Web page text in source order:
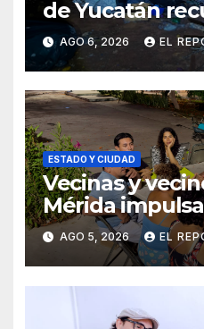
de Yucatán
estatal
Tecoh
AGO 6, 2026 EL
ESTADO Y CIUDAD
Vecinas y
Mérida
recuperación
comunitarios
AGO 5, 2026 EL